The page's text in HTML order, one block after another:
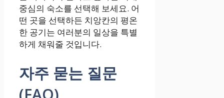
중심의 숙소를 선택해 보세요. 어
떤 곳을 선택하든 치앙칸의 평온
한 공기는 여러분의 일상을 특별
하게 채워줄 것입니다.
자주 묻는 질문